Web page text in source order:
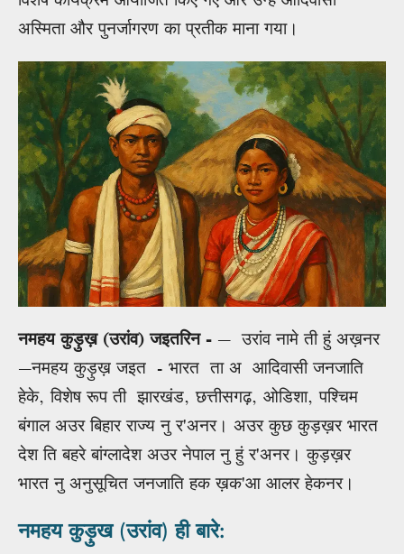
अस्मिता और पुनर्जागरण का प्रतीक माना गया।
नमहय कुड़ुख़ (उरांव) जइतरिन - — उरांव नामे ती हुं अख़नर
—नमहय कुड़ुख़ जइत - भारत ता अ आदिवासी जनजाति
हेके, विशेष रूप ती झारखंड, छत्तीसगढ़, ओडिशा, पश्चिम
बंगाल अउर बिहार राज्य नु र'अनर। अउर कुछ कुड़ख़र भारत
देश ति बहरे बांग्लादेश अउर नेपाल नु हुं र'अनर। कुड़ख़र
भारत नु अनुसूचित जनजाति हक ख़क'आ आलर हेकनर।
नमहय कुड़ुख (उरांव) ही बारे: